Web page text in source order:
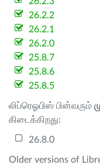
26.2.2
26.2.1
26.2.0
25.8.7
25.8.6
25.8.5
லிப்ரெஓபிஸ் பின்வரும்
கிடைக்கிறது:
26.8.0
Older versions of